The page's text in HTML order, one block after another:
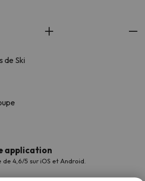
de Ski
application
4,6/5 sur iOS et Android.